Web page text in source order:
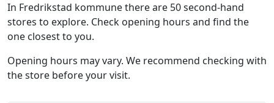
In Fredrikstad kommune there are 50 second-hand
stores to explore. Check opening hours and find the
one closest to you.
Opening hours may vary. We recommend checking with
the store before your visit.